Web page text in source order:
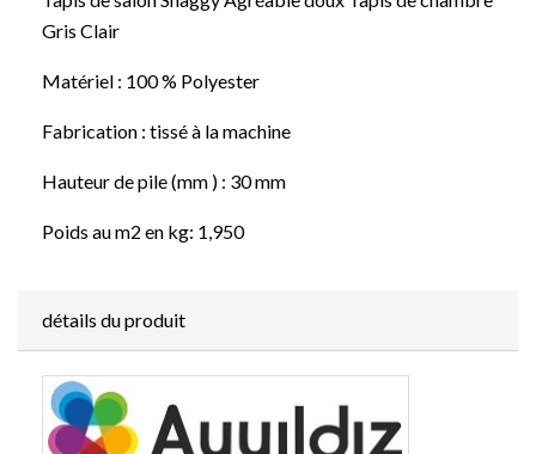
Gris Clair
Matériel : 100 % Polyester
Fabrication : tissé à la machine
Hauteur de pile (mm ) : 30 mm
Poids au m2 en kg: 1,950
détails du produit